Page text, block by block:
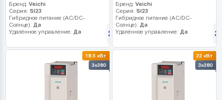
Бренд: Veichi
Серия: SI23
Гибридное питание (AC/DC-
Солнце): Да
Удалённое управление: Да 23 445грн
Бренд: Veichi
Серия: SI23
Гибридное питание (AC/DC-
Солнце): Да
Удалённое управление: Да
18.5 кВт
3x380
22 кВт
3x380